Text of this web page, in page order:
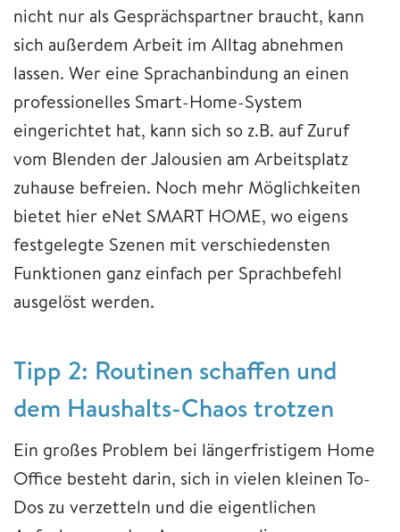
nicht nur als Gesprächspartner braucht, kann
sich außerdem Arbeit im Alltag abnehmen
lassen. Wer eine Sprachanbindung an einen
professionelles Smart-Home-System
eingerichtet hat, kann sich so z.B. auf Zuruf
vom Blenden der Jalousien am Arbeitsplatz
zuhause befreien. Noch mehr Möglichkeiten
bietet hier eNet SMART HOME, wo eigens
festgelegte Szenen mit verschiedensten
Funktionen ganz einfach per Sprachbefehl
ausgelöst werden.
Tipp 2: Routinen schaffen und
dem Haushalts-Chaos trotzen
Ein großes Problem bei längerfristigem Home
Office besteht darin, sich in vielen kleinen To-
Dos zu verzetteln und die eigentlichen